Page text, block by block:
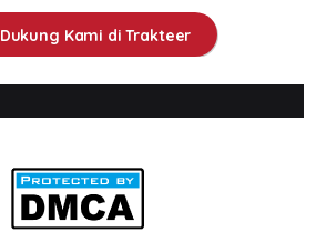
Dukung Kami di Trakteer